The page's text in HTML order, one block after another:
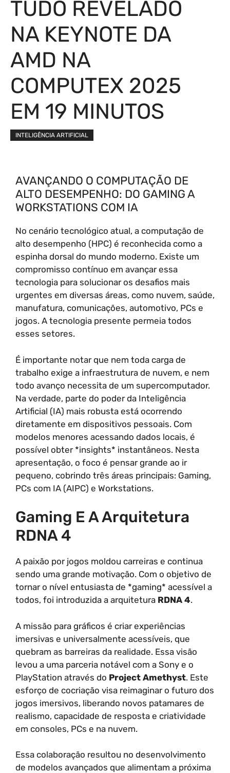
TUDO REVELADO
NA KEYNOTE DA
AMD NA
COMPUTEX 2025
EM 19 MINUTOS
INTELIGÊNCIA ARTIFICIAL
AVANÇANDO O COMPUTAÇÃO DE
ALTO DESEMPENHO: DO GAMING A
WORKSTATIONS COM IA
No cenário tecnológico atual, a computação de
alto desempenho (HPC) é reconhecida como a
espinha dorsal do mundo moderno. Existe um
compromisso contínuo em avançar essa
tecnologia para solucionar os desafios mais
urgentes em diversas áreas, como nuvem, saúde,
manufatura, comunicações, automotivo, PCs e
jogos. A tecnologia presente permeia todos
esses setores.
É importante notar que nem toda carga de
trabalho exige a infraestrutura de nuvem, e nem
todo avanço necessita de um supercomputador.
Na verdade, parte do poder da Inteligência
Artificial (IA) mais robusta está ocorrendo
diretamente em dispositivos pessoais. Com
modelos menores acessando dados locais, é
possível obter *insights* instantâneos. Nesta
apresentação, o foco é pensar grande ao ir
pequeno, cobrindo três áreas principais: Gaming,
PCs com IA (AIPC) e Workstations.
Gaming E A Arquitetura
RDNA 4
A paixão por jogos moldou carreiras e continua
sendo uma grande motivação. Com o objetivo de
tornar o nível entusiasta de *gaming* acessível a
todos, foi introduzida a arquitetura RDNA 4.
A missão para gráficos é criar experiências
imersivas e universalmente acessíveis, que
quebram as barreiras da realidade. Essa visão
levou a uma parceria notável com a Sony e o
PlayStation através do Project Amethyst. Este
esforço de cocriação visa reimaginar o futuro dos
jogos imersivos, liberando novos patamares de
realismo, capacidade de resposta e criatividade
em consoles, PCs e na nuvem.
Essa colaboração resultou no desenvolvimento
de modelos avançados que alimentam a próxima